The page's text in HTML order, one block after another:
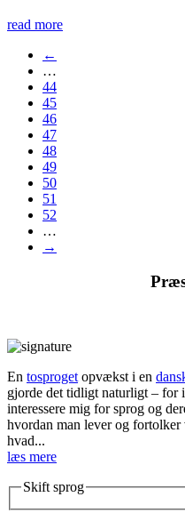
read more
←
…
44
45
46
47
48
49
50
51
52
…
→
En tosproget opvækst i en
gjorde det tidligt naturligt – for
interessere mig for sprog og
hvordan man lever og
hvad...
læs mere
Skift sprog